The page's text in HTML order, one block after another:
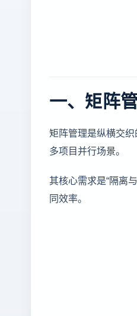
一、矩阵
矩阵管理是纵横交
多项目并行场景。
其核心需求是“隔离
同效率。